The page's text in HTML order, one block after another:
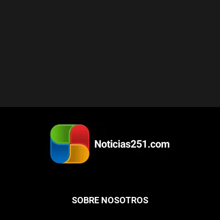
SOBRE NOSOTROS